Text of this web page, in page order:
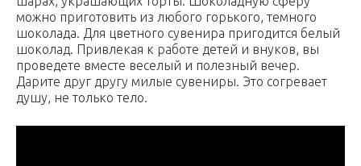
можно приготовить из любого горького, темного
шоколада. Для цветного сувенира пригодится белый
шоколад. Привлекая к работе детей и внуков, вы
проведете вместе веселый и полезный вечер.
Дарите друг другу милые сувениры. Это согревает
душу, не только тело.